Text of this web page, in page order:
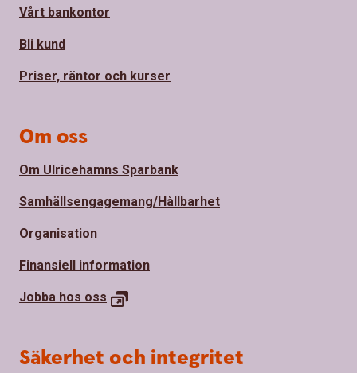
Vårt bankontor
Bli kund
Priser, räntor och kurser
Om oss
Om Ulricehamns Sparbank
Samhällsengagemang/Hållbarhet
Organisation
Finansiell information
Jobba hos oss
Säkerhet och integritet